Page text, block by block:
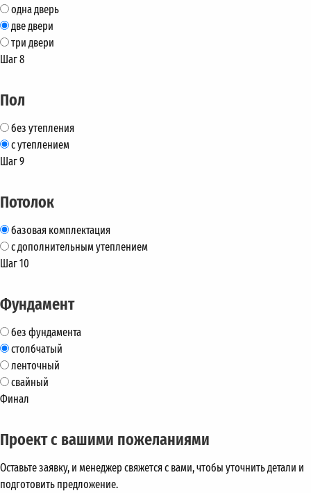
одна дверь
две двери
три двери
Шаг 8
Пол
без утепления
с утеплением
Шаг 9
Потолок
базовая комплектация
с дополнительным утеплением
Шаг 10
Фундамент
без фундамента
столбчатый
ленточный
свайный
Финал
Проект с вашими пожеланиями
Оставьте заявку, и менеджер свяжется с вами, чтобы уточнить детали и
подготовить предложение.